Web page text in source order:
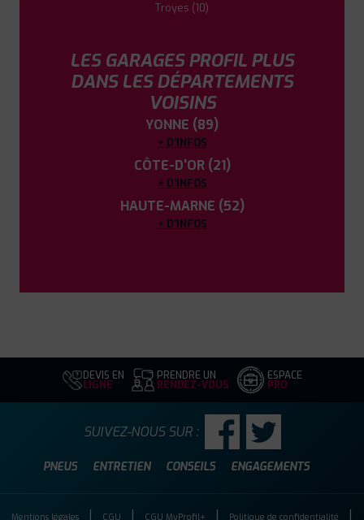
Troyes (10)
LES GARAGES PROFIL PLUS
DANS LES DÉPARTEMENTS
VOISINS
YONNE (89)
+ D'INFOS
CÔTE-D'OR (21)
+ D'INFOS
HAUTE-MARNE (52)
+ D'INFOS
DEVIS EN
LIGNE
PRENDRE UN
RENDEZ-VOUS
ESPACE
PRO
PNEUS ENTRETIEN CONSEILS ENGAGEMENTS
SUIVEZ-NOUS SUR :
Mentions légales CGU CGU MyProfil+ Politique de confidentialité